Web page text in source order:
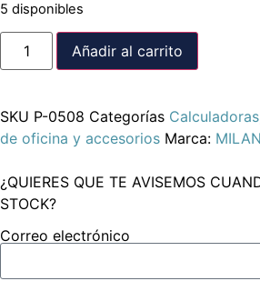
5 disponibles
Añadir al carrito
SKU P-0508 Categorías Calculadoras
de oficina y accesorios Marca: MILAN
¿QUIERES QUE TE AVISEMOS
STOCK?
Correo electrónico